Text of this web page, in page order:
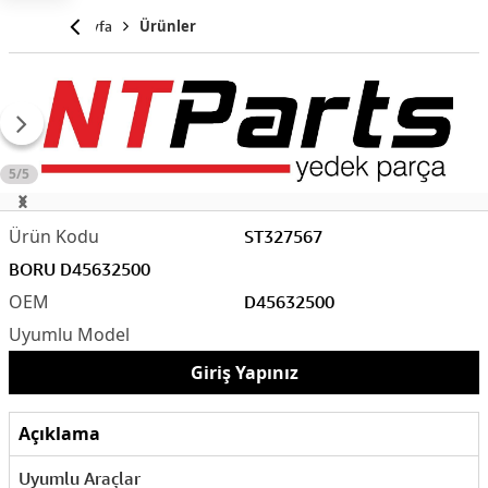
Anasayfa Ürünler
5/5
ST327567
D45632500
BORU D45632500
Giriş Yapınız
Açıklama
Uyumlu Araçlar